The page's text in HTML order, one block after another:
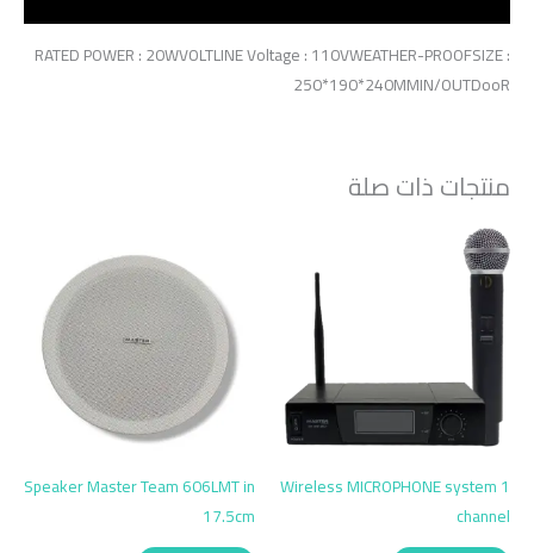
RATED POWER : 20WVOLTLINE Voltage : 110VWEATHER-PROOFSIZE :
250*190*240MMIN/OUTDooR
منتجات ذات صلة
Wireless MICROPHONE system 1
channel
Speaker Master Team 606LMT in
17.5cm